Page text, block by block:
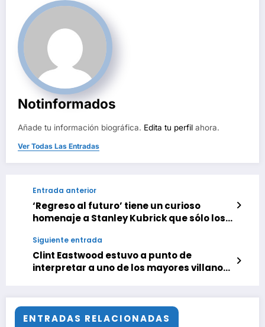
Notinformados
Añade tu información biográfica. Edita tu perfil ahora.
Ver Todas Las Entradas
Entrada anterior
‘Regreso al futuro’ tiene un curioso
homenaje a Stanley Kubrick que sólo los
reconocer
Siguiente entrada
Clint Eastwood estuvo a punto de
interpretar a uno de los mayores villanos
ENTRADAS RELACIONADAS